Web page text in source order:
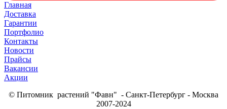
Главная
Доставка
Гарантии
Портфолио
Контакты
Новости
Прайсы
Вакансии
Акции
© Питомник растений "Фавн" - Санкт-Петербург - Москва
2007-2024